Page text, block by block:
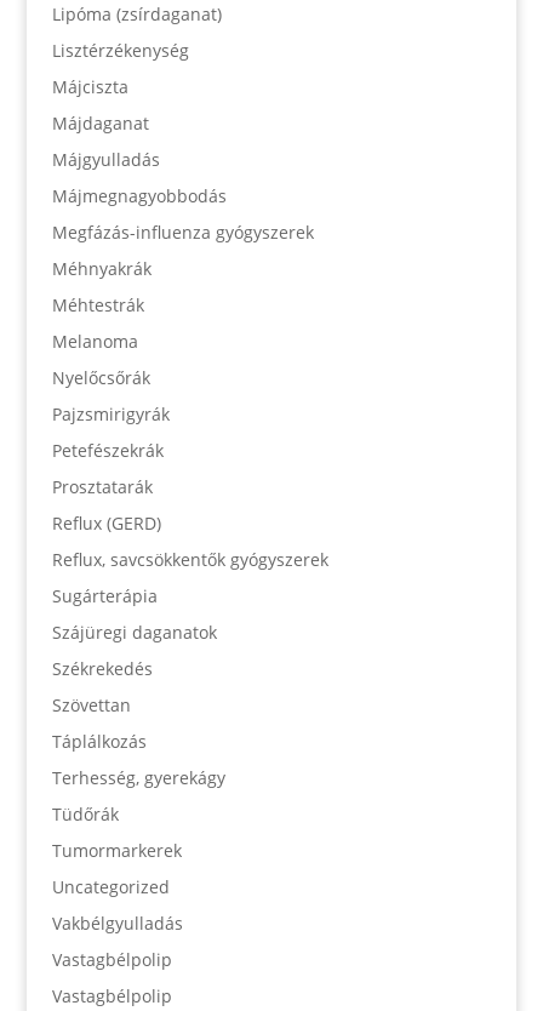
Lipóma (zsírdaganat)
Lisztérzékenység
Májciszta
Májdaganat
Májgyulladás
Májmegnagyobbodás
Megfázás-influenza gyógyszerek
Méhnyakrák
Méhtestrák
Melanoma
Nyelőcsőrák
Pajzsmirigyrák
Petefészekrák
Prosztatarák
Reflux (GERD)
Reflux, savcsökkentők gyógyszerek
Sugárterápia
Szájüregi daganatok
Székrekedés
Szövettan
Táplálkozás
Terhesség, gyerekágy
Tüdőrák
Tumormarkerek
Uncategorized
Vakbélgyulladás
Vastagbélpolip
Vastagbélpolip